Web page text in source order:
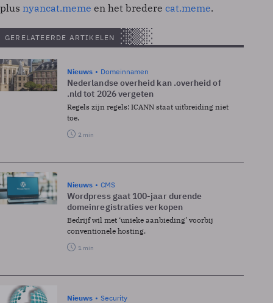
plus nyancat.meme en het bredere cat.meme.
GERELATEERDE ARTIKELEN
Nieuws Domeinnamen
Nederlandse overheid kan .overheid of
.nld tot 2026 vergeten
Regels zijn regels: ICANN staat uitbreiding niet
toe.
2 min
Nieuws CMS
Wordpress gaat 100-jaar durende
domeinregistraties verkopen
Bedrijf wil met ‘unieke aanbieding’ voorbij
conventionele hosting.
1 min
Nieuws Security